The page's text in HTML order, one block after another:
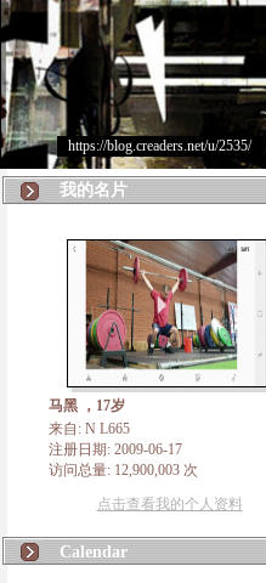
https://blog.creaders.net/u/2535/>
我的名片
马黑 ，17岁
来自: N L665
注册日期: 2009-06-17
访问总量: 12,900,003 次
点击查看我的个人资料
Calendar